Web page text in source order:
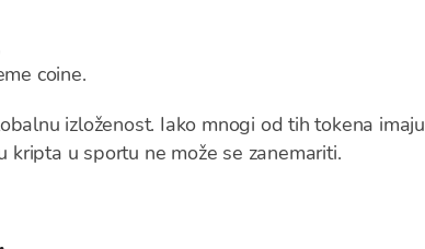
coine.
izloženost. Iako mnogi od tih tokena imaju
kripta u sportu ne može se zanemariti.